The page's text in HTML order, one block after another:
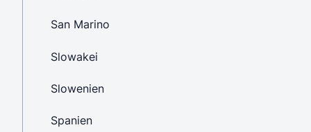
San Marino
Slowakei
Slowenien
Spanien